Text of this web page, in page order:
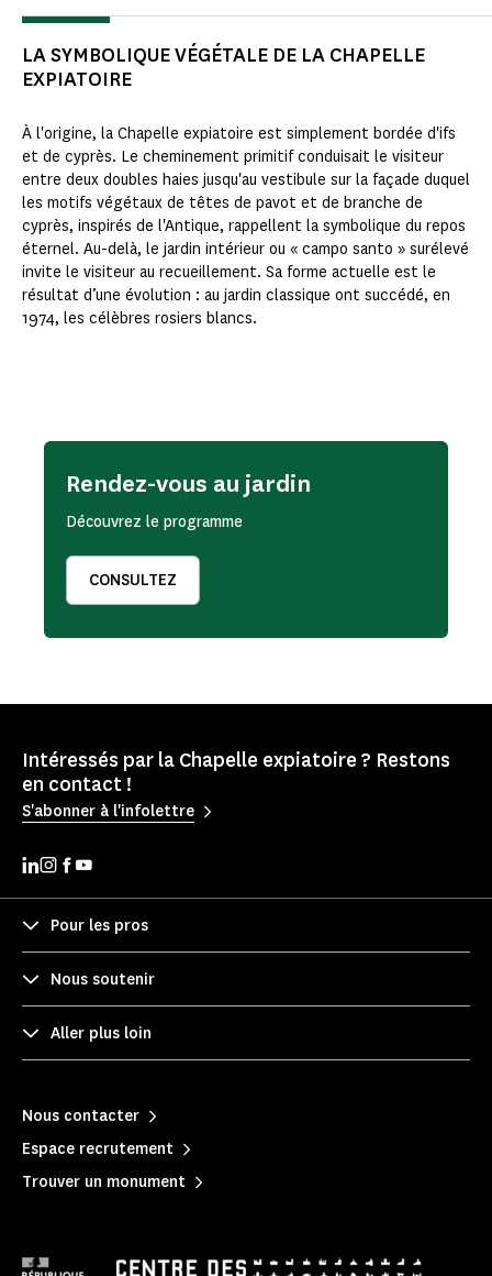
LA SYMBOLIQUE VÉGÉTALE DE LA CHAPELLE
EXPIATOIRE
À l'origine, la Chapelle expiatoire est simplement bordée d'ifs
et de cyprès. Le cheminement primitif conduisait le visiteur
entre deux doubles haies jusqu'au vestibule sur la façade duquel
les motifs végétaux de têtes de pavot et de branche de
cyprès, inspirés de l'Antique, rappellent la symbolique du repos
éternel. Au-delà, le jardin intérieur ou « campo santo » surélevé
invite le visiteur au recueillement. Sa forme actuelle est le
résultat d’une évolution : au jardin classique ont succédé, en
1974, les célèbres rosiers blancs.
Rendez-vous au jardin
Découvrez le programme
CONSULTEZ
Intéressés par la Chapelle expiatoire ? Restons
en contact !
S'abonner à l'infolettre
Pour les pros
Nous soutenir
Aller plus loin
Nous contacter
Espace recrutement
Trouver un monument